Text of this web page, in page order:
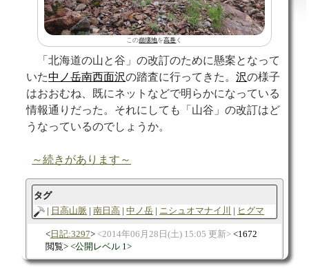
この崩壊地を高巻 く
「北海道の山と谷」の改訂のために懸案となって
いた中ノ岳南西面沢の踏査に行ってきた。沢の様子
はおおむね、既にネットなどで明らかになっている
情報通りだった。それにしても「山谷」の改訂はど
うなっているのでしょうか。
～続きがあります～
タグ
日高山脈
南日高 中ノ岳 ニシュオマナイ川 ヒグマ
日記:3297 2014年06月28日(土) 15:05 更新
1672
閲覧
公開レベル 1